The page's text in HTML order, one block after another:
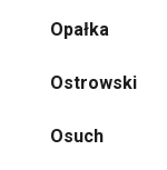
Opałka
Ostrowski
Osuch